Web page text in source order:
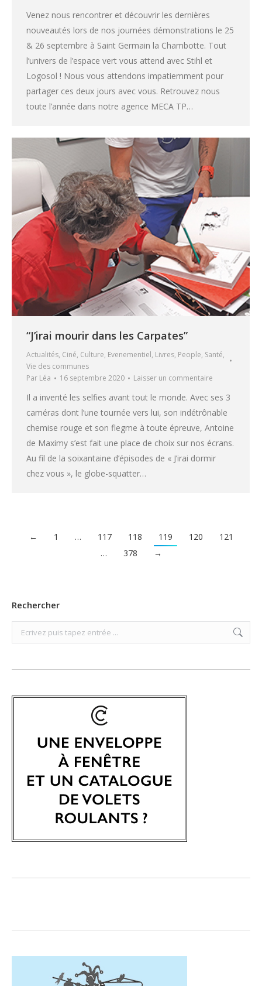
Venez nous rencontrer et découvrir les dernières
nouveautés lors de nos journées démonstrations le 25
& 26 septembre à Saint Germain la Chambotte. Tout
l’univers de l’espace vert vous attend avec Stihl et
Logosol ! Nous vous attendons impatiemment pour
partager ces deux jours avec vous. Retrouvez nous
toute l’année dans notre agence MECA TP…
“J’irai mourir dans les Carpates”
Actualités, Ciné, Culture, Evenementiel, Livres, People, Santé,
Vie des communes
Par Léa 16 septembre 2020 Laisser un commentaire
Il a inventé les selfies avant tout le monde. Avec ses 3
caméras dont l’une tournée vers lui, son indétrônable
chemise rouge et son flegme à toute épreuve, Antoine
de Maximy s’est fait une place de choix sur nos écrans.
Au fil de la soixantaine d’épisodes de « J’irai dormir
chez vous », le globe-squatter…
← 1 … 117 118 119 120
121
…
378 →
Rechercher
Search: